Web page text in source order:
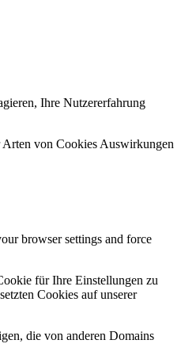
Ihre Nutzererfahrung
Arten von Cookies Auswirkungen
browser settings and force
für Ihre Einstellungen zu
Cookies auf unserer
die von anderen Domains